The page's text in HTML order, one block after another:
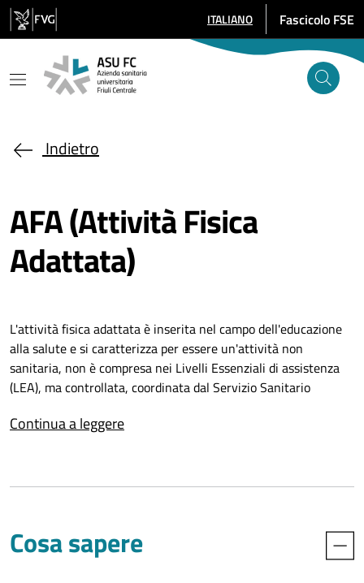
Salta al contenuto principale
SELEZIONE LINGUA: LINGUA
ITALIANO Fascicolo FSE
Indietro
AFA (Attività Fisica
Adattata)
L'attività fisica adattata è inserita nel campo dell'educazione
alla salute e si caratterizza per essere un'attività non
sanitaria, non è compresa nei Livelli Essenziali di assistenza
(LEA), ma controllata, coordinata dal Servizio Sanitario
L’attività è specifica per patologia, continuativa e di gruppo. Si
invalidanti e consentire il miglioramento della qualità della
vita.
Continua a leggere
Cosa sapere